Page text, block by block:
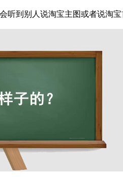
到别人说淘宝主图或者说淘